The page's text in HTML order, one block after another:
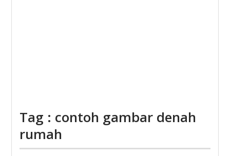
Tag : contoh gambar denah
rumah